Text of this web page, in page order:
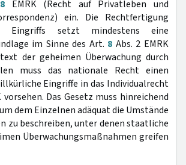
8EMRK (Recht auf Privatleben und
ein. Die Rechtfertigung
Eingriffs setzt mindestens eine
im Sinne des Art. 8 Abs. 2 EMRK
der geheimen Überwachung durch
muss das nationale Recht einen
Eingriffe in das Individualrecht
vorsehen. Das Gesetz muss hinreichend
dem Einzelnen adäquat die Umstände
zu beschreiben, unter denen staatliche
Überwachungsmaßnahmen greifen